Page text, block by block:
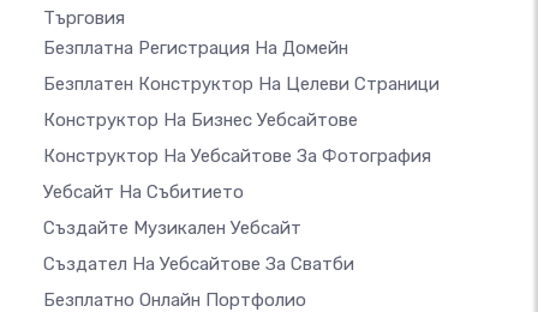
Търговия
Безплатна Регистрация На Домейн
Безплатен Конструктор На Целеви Страници
Конструктор На Бизнес Уебсайтове
Конструктор На Уебсайтове За Фотография
Уебсайт На Събитието
Създайте Музикален Уебсайт
Създател На Уебсайтове За Сватби
Безплатно Онлайн Портфолио